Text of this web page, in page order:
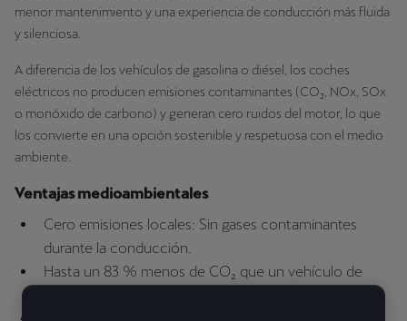
menor mantenimiento y una experiencia de conducción más fluida
y silenciosa.
A diferencia de los vehículos de gasolina o diésel, los coches
eléctricos no producen emisiones contaminantes (CO₂, NOx, SOx
o monóxido de carbono) y generan cero ruidos del motor, lo que
los convierte en una opción sostenible y respetuosa con el medio
ambiente.
Ventajas medioambientales
Cero emisiones locales: Sin gases contaminantes
durante la conducción.
Hasta un 83 % menos de CO₂ que un vehículo de